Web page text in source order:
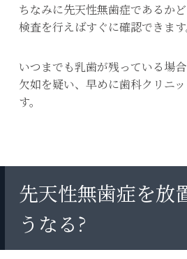
ちなみに先天性無歯症であるか
検査を行えばすぐに確認できます
いつまでも乳歯が残っている場
欠如を疑い、早めに歯科クリニ
す。
先天性無歯症を放
うなる?